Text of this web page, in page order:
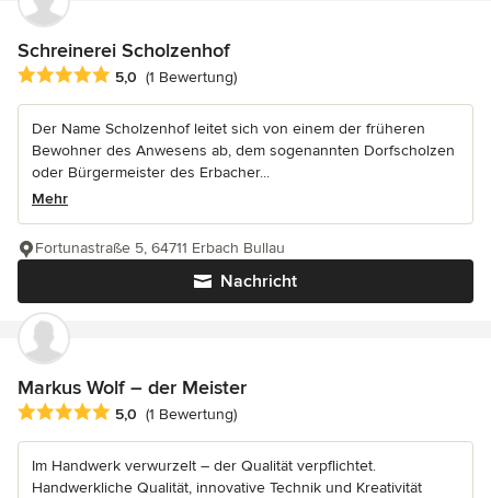
Schreinerei Scholzenhof
Durchschnittliche Bewertung: 5 von 5 Sternen
5,0 (1 Bewertung)
Der Name Scholzenhof leitet sich von einem der früheren
Bewohner des Anwesens ab, dem sogenannten Dorfscholzen
oder Bürgermeister des Erbacher...
Mehr
Nachricht
Fortunastraße 5, 64711 Erbach Bullau
Markus Wolf – der Meister
Durchschnittliche Bewertung: 5 von 5 Sternen
5,0 (1 Bewertung)
Im Handwerk verwurzelt – der Qualität verpflichtet.
Handwerkliche Qualität, innovative Technik und Kreativität